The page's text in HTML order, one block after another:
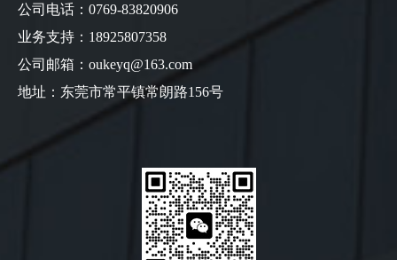
公司电话：0769-83820906
业务支持：18925807358
公司邮箱：oukeyq@163.com
地址：东莞市常平镇常朗路156号